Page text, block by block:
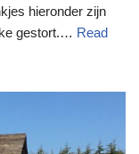
hieronder zijn
gestort.… Read